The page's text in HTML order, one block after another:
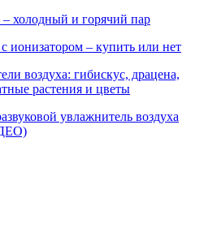
холодный и горячий пар
ионизатором – купить или нет
воздуха: гибискус, драцена,
растения и цветы
увлажнитель воздуха